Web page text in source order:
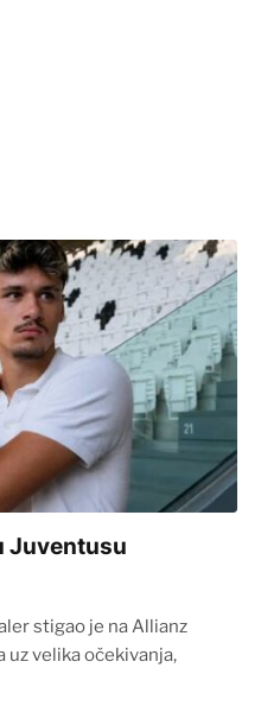
Juventusu
stigao je na Allianz
uz velika očekivanja,